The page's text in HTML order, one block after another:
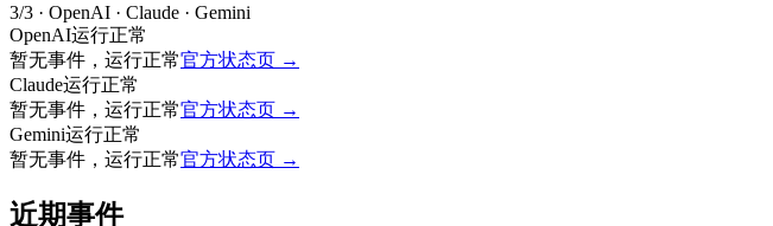
3/3 · OpenAI · Claude · Gemini
OpenAI运行正常
暂无事件，运行正常官方状态页 →
Claude运行正常
暂无事件，运行正常官方状态页 →
Gemini运行正常
暂无事件，运行正常官方状态页 →
近期事件